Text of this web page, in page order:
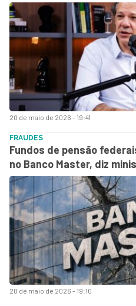
20 de maio de 2026 - 19:41
20 de maio de 2026 - 19:10
FRAUDES
Fundos de pensão
no Banco Master, diz